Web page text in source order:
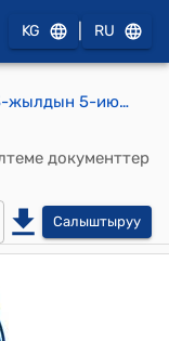
KG RU
КР Президентинин 2013-жылдын 5-июлундагы ПЖ № 158 "Кыргыз Республикасынын жергиликтүү сотторунун судьяларынын ыйгарым укуктарын узартуу жөнүндө" жарлыгы
документтер
Салыштыруу